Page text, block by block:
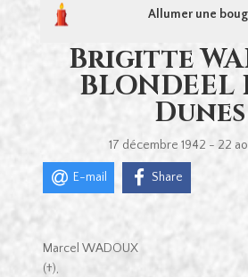
Allumer une
Brigitte
Dunes
17 décembre 1942 - 22
E-mail Share
Marcel WADOUX